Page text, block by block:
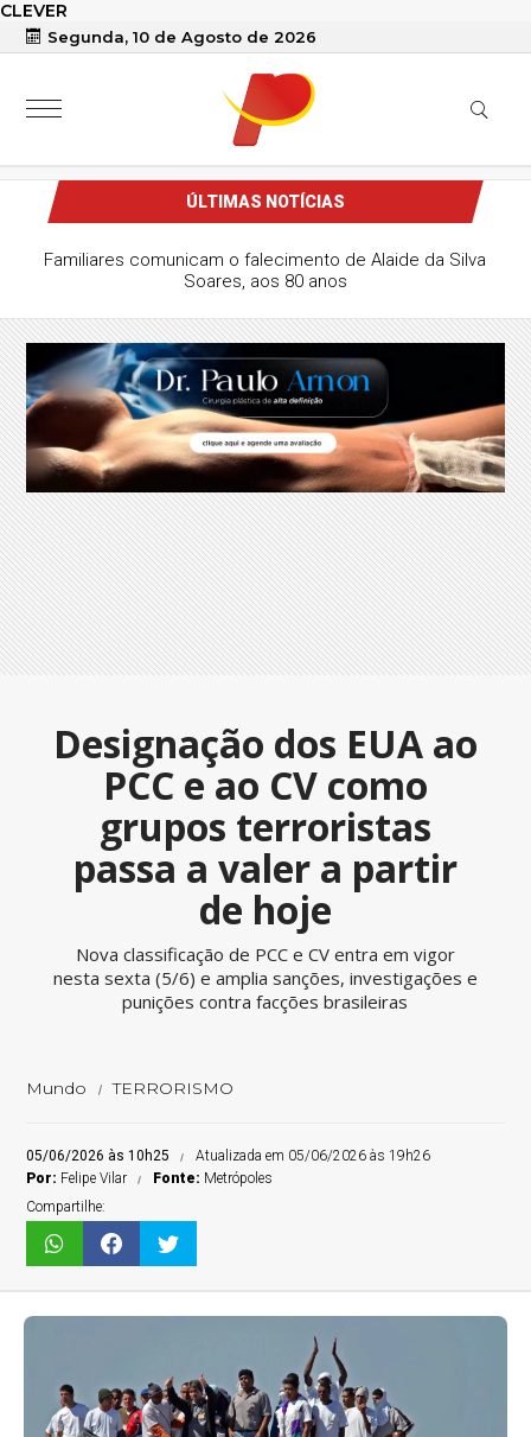
CLEVER
Segunda, 10 de Agosto de 2026
ÚLTIMAS NOTÍCIAS
Familiares comunicam o falecimento de Alaide da Silva
Soares, aos 80 anos
Designação dos EUA ao
PCC e ao CV como
grupos terroristas
passa a valer a partir
de hoje
Nova classificação de PCC e CV entra em vigor
nesta sexta (5/6) e amplia sanções, investigações e
punições contra facções brasileiras
Mundo TERRORISMO
05/06/2026 às 10h25
Atualizada em 05/06/2026 às 19h26
Por: Felipe Vilar Fonte: Metrópoles
Compartilhe: